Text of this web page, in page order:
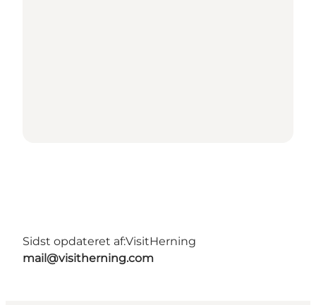
Sidst opdateret af:VisitHerning
mail@visitherning.com